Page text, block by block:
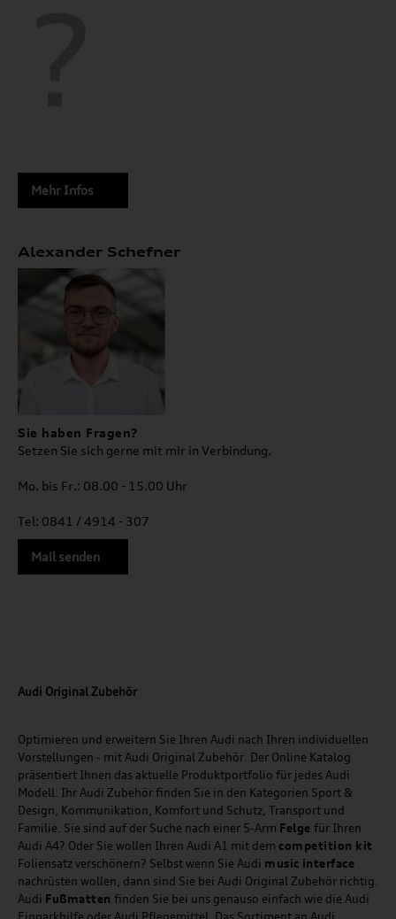
Mehr Infos
Alexander Schefner
Sie haben Fragen?
Setzen Sie sich gerne mit mir in Verbindung.
Mo. bis Fr.: 08.00 - 15.00 Uhr
Tel: 0841 / 4914 - 307
Mail senden
Audi Original Zubehör
Optimieren und erweitern Sie Ihren Audi nach Ihren individuellen
Vorstellungen - mit Audi Original Zubehör. Der Online Katalog
präsentiert Ihnen das aktuelle Produktportfolio für jedes Audi
Modell. Ihr Audi Zubehör finden Sie in den Kategorien Sport &
Design, Kommunikation, Komfort und Schutz, Transport und
Familie. Sie sind auf der Suche nach einer 5-Arm Felge für Ihren
Audi A4? Oder Sie wollen Ihren Audi A1 mit dem competition kit
Foliensatz verschönern? Selbst wenn Sie Audi music interface
nachrüsten wollen, dann sind Sie bei Audi Original Zubehör richtig.
Audi Fußmatten finden Sie bei uns genauso einfach wie die Audi